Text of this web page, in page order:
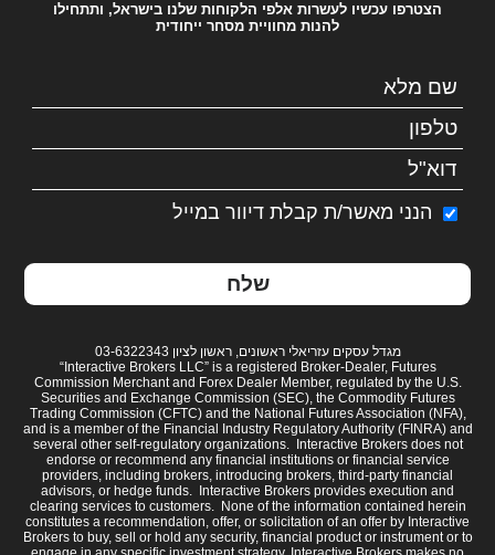
הצטרפו עכשיו לעשרות אלפי הלקוחות שלנו בישראל, ותתחילו
להנות מחוויית מסחר ייחודית
הנני מאשר/ת קבלת דיוור במייל
מגדל עסקים עזריאלי ראשונים, ראשון לציון 03-6322343
“Interactive Brokers LLC” is a registered Broker-Dealer, Futures
Commission Merchant and Forex Dealer Member, regulated by the U.S.
Securities and Exchange Commission (SEC), the Commodity Futures
Trading Commission (CFTC) and the National Futures Association (NFA),
and is a member of the Financial Industry Regulatory Authority (FINRA) and
several other self-regulatory organizations. Interactive Brokers does not
endorse or recommend any financial institutions or financial service
providers, including brokers, introducing brokers, third-party financial
advisors, or hedge funds. Interactive Brokers provides execution and
clearing services to customers. None of the information contained herein
constitutes a recommendation, offer, or solicitation of an offer by Interactive
Brokers to buy, sell or hold any security, financial product or instrument or to